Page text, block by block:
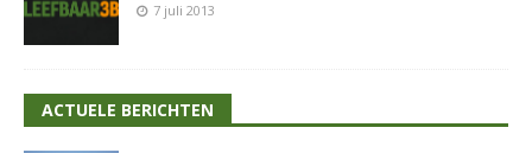
7 juli 2013
ACTUELE BERICHTEN